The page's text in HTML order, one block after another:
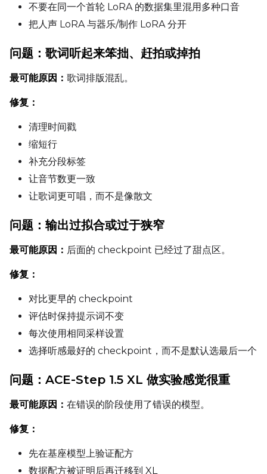
不要在同一个首轮 LoRA 的数据集里混用多种口音
把人声 LoRA 与器乐/制作 LoRA 分开
问题：歌词听起来笨拙、赶拍或掉拍
最可能原因： 歌词排版混乱。
修复：
清理时间戳
缩短行
补充分段标签
让音节数更一致
让歌词更可唱，而不是像散文
问题：输出过拟合或过于狭窄
最可能原因： 后面的 checkpoint 已经过了甜点区。
修复：
对比更早的 checkpoint
评估时保持提示词不变
每次使用相同采样设置
选择听感最好的 checkpoint，而不是默认选最后一个
问题：ACE-Step 1.5 XL 做实验感觉很重
最可能原因： 在错误的阶段使用了错误的模型。
修复：
先在基座模型上验证配方
数据配方被证明后再迁移到 XL